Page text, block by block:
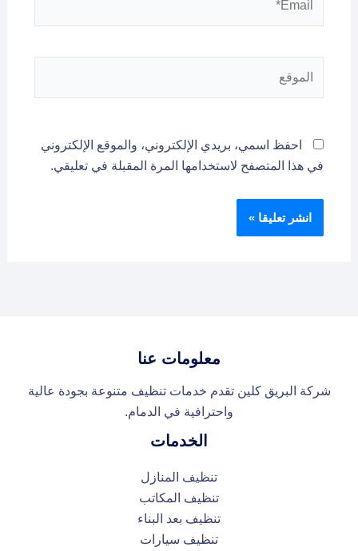
احفظ اسمي، بريدي الإلكتروني، والموقع الإلكتروني
في هذا المتصفح لاستخدامها المرة المقبلة في تعليقي.
معلومات عنا
شركة البريق كلين تقدم خدمات تنظيف متنوعة بجودة عالية
واحترافية في الدمام.
الخدمات
تنظيف المنازل
تنظيف المكاتب
تنظيف بعد البناء
تنظيف سيارات